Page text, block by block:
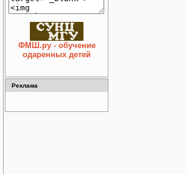
ФМШ.ру - обучение
одаренных детей
Реклама